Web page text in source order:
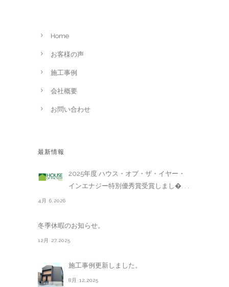
Home
お客様の声
施工事例
会社概要
お問い合わせ
最新情報
2025年度 ハウス・オブ・ザ・イヤー・
インエナジー特別優秀賞受賞しまし�. . .
4月 6,2026
冬季休暇のお知らせ。
12月 27,2025
施工事例更新しました。
8月 12,2025